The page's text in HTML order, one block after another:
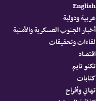
English
عربية ودولية
أخبار الجنوب العسكرية والأمنية
لقاءات وتحقيقات
اقتصاد
تكنو تايم
كتابات
تهاني وأفراح